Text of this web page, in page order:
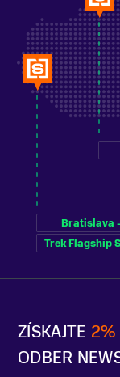
ZÍSKAJTE 2%
ODBER
Bratislava
Trek Flagship